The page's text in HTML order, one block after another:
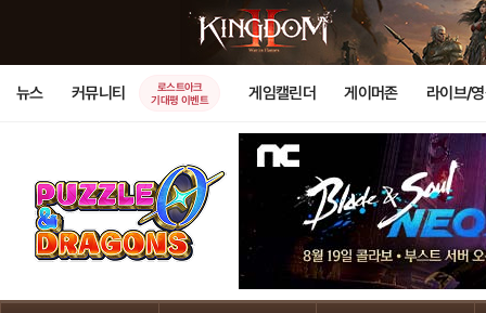
뉴스 커뮤니티
로스트아크
기대평 이벤트
게임캘린더 게이머존 라이브/